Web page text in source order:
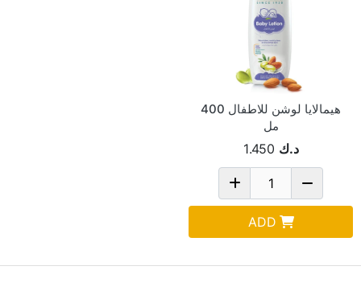
هيمالايا لوشن للاطفال 400
مل
د.ك 1.450
ADD